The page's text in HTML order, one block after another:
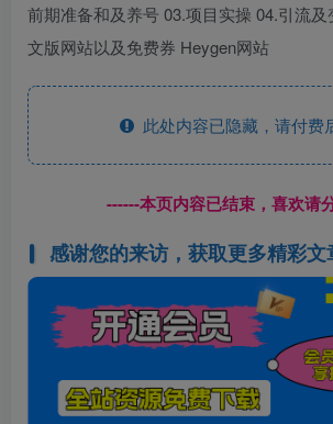
前期准备和及养号 03.项目实操 04.引流
文版网站以及免费券 Heygen网站
此处内容已隐藏，请付费
------本页内容已结束，喜欢请
感谢您的来访，获取更多精彩文